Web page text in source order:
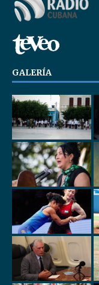
GALERÍA